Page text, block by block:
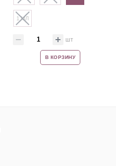
1 МЛ
шт
В КОРЗИНУ